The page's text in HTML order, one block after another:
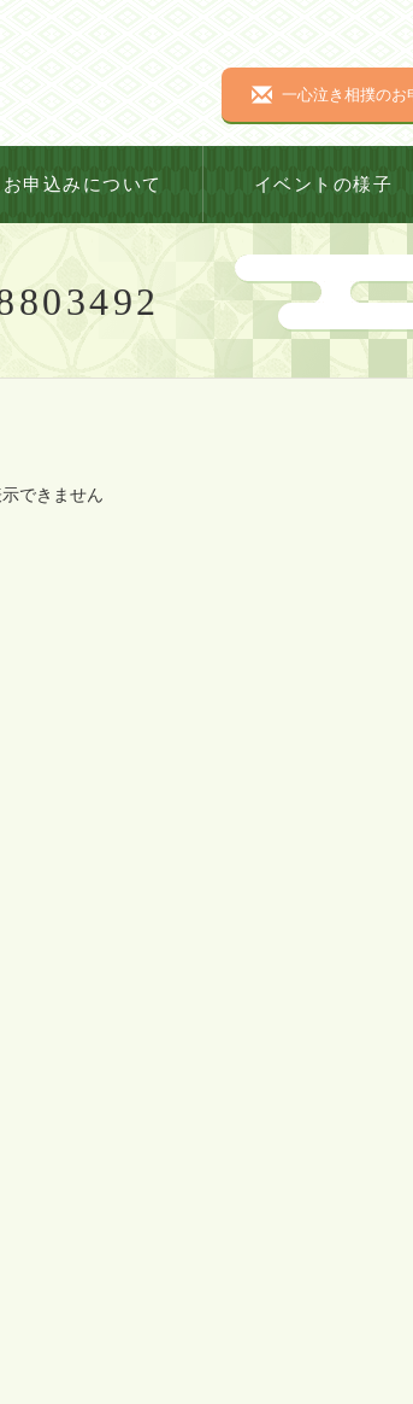
一心泣き相撲のお
お申込みについて イベントの様子
できません